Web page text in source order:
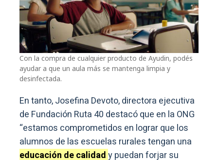
Con la compra de cualquier producto de Ayudin, podés
ayudar a que un aula más se mantenga limpia y
desinfectada.
En tanto, Josefina Devoto, directora ejecutiva
de Fundación Ruta 40 destacó que en la ONG
“estamos comprometidos en lograr que los
alumnos de las escuelas rurales tengan una
educación de calidady puedan forjar su